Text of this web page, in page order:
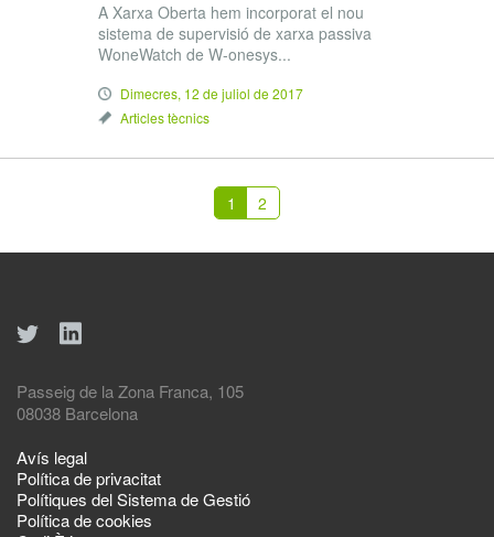
A Xarxa Oberta hem incorporat el nou
sistema de supervisió de xarxa passiva
WoneWatch de W-onesys...
Dimecres, 12 de juliol de 2017
Articles tècnics
1 2
Passeig de la Zona Franca, 105
08038 Barcelona
Avís legal
Política de privacitat
Polítiques del Sistema de Gestió
Política de cookies